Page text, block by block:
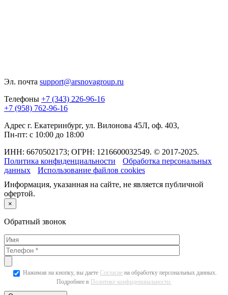
Эл. почта support@arsnovagroup.ru
Телефоны +7 (343) 226-96-16
+7 (958) 762-96-16
Адрес г. Екатеринбург, ул. Вилонова 45Л, оф. 403,
Пн-пт: с 10:00 до 18:00
ИНН: 6670502173; ОГРН: 1216600032549. © 2017-2025.
Политика конфиденциальности
Обработка персональных
данных
Использование файлов cookies
Информация, указанная на сайте, не является публичной
офертой.
×
Обратный звонок
Нажимая на кнопку, вы даете Согласие на обработку персональных данных.
Подробнее в Политике конфиденциальности.